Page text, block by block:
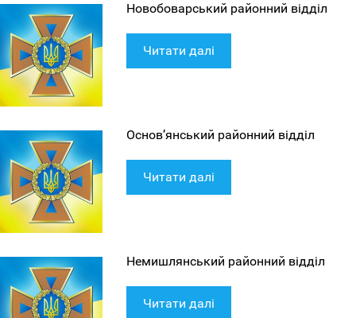
Новобоварський районний відділ
Читати далі
Основ’янський районний відділ
Читати далі
Немишлянський районний відділ
Читати далі